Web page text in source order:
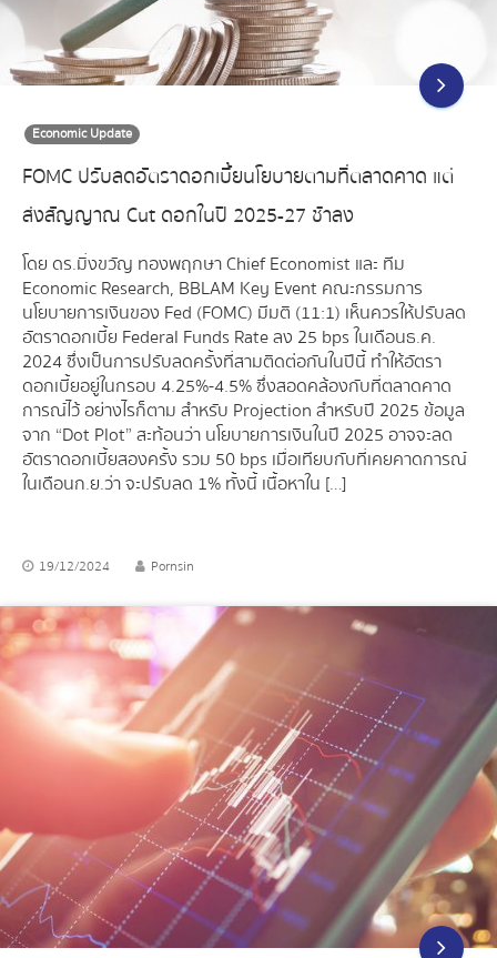
Economic Update
FOMC ปรับลดอัตราดอกเบี้ยนโยบายตามที่ตลาดคาด แต่
ส่งสัญญาณ Cut ดอกในปี 2025-27 ช้าลง
โดย ดร.มิ่งขวัญ ทองพฤกษา Chief Economist และ ทีม
Economic Research, BBLAM Key Event คณะกรรมการ
นโยบายการเงินของ Fed (FOMC) มีมติ (11:1) เห็นควรให้ปรับลด
อัตราดอกเบี้ย Federal Funds Rate ลง 25 bps ในเดือนธ.ค.
2024 ซึ่งเป็นการปรับลดครั้งที่สามติดต่อกันในปีนี้ ทำให้อัตรา
ดอกเบี้ยอยู่ในกรอบ 4.25%-4.5% ซึ่งสอดคล้องกับที่ตลาดคาด
การณ์ไว้ อย่างไรก็ตาม สำหรับ Projection สำหรับปี 2025 ข้อมูล
จาก “Dot Plot” สะท้อนว่า นโยบายการเงินในปี 2025 อาจจะลด
อัตราดอกเบี้ยสองครั้ง รวม 50 bps เมื่อเทียบกับที่เคยคาดการณ์
ในเดือนก.ย.ว่า จะปรับลด 1% ทั้งนี้ เนื้อหาใน […]
19/12/2024 Pornsin